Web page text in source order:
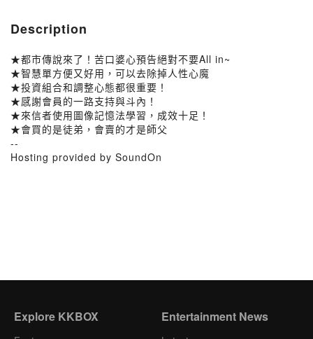
Description
★都市傳說來了！苦口婆心預告絕對不要All in~
★智慧單方便又好用，可以去除掉人性心魔
★投資組合和調整心態都很重要！
★感謝會員的一路支持與斗內！
★來信者使用圖像記憶法學習，成效十足！
★會買的是徒弟，會賣的才是師父
--
Hosting provided by SoundOn
Explore KKBOX Entertainment News